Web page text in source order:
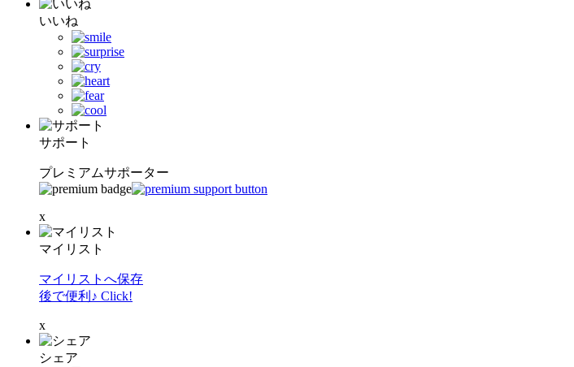
いいね
サポート
プレミアムサポーター
x
マイリスト
マイリストへ保存
後で便利♪ Click!
x
シェア